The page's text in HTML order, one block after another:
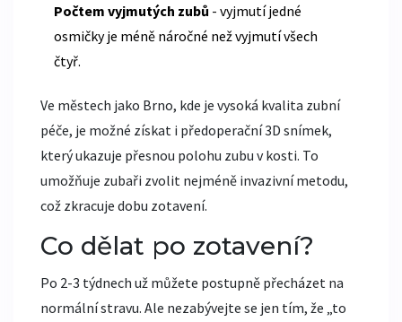
Počtem vyjmutých zubů - vyjmutí jedné
osmičky je méně náročné než vyjmutí všech
čtyř.
Ve městech jako Brno, kde je vysoká kvalita zubní
péče, je možné získat i předoperační 3D snímek,
který ukazuje přesnou polohu zubu v kosti. To
umožňuje zubaři zvolit nejméně invazivní metodu,
což zkracuje dobu zotavení.
Co dělat po zotavení?
Po 2-3 týdnech už můžete postupně přecházet na
normální stravu. Ale nezabývejte se jen tím, že „to